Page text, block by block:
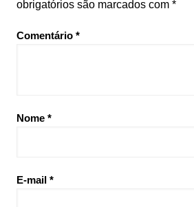
obrigatórios são marcados com *
Comentário *
Nome *
E-mail *